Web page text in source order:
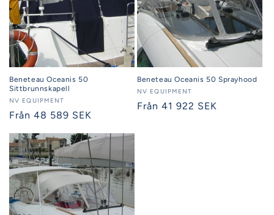
Beneteau Oceanis 50
Sittbrunnskapell
Säljare:
NV EQUIPMENT
Ordinarie
Från 48 589 SEK
Beneteau Oceanis 50 Sprayhood
Säljare:
NV EQUIPMENT
Ordinarie
Från 41 922 SEK